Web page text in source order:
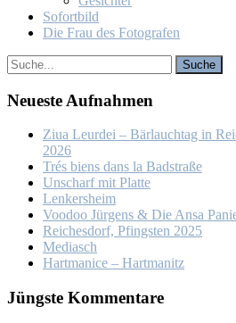
So­fort­bild
Die Frau des Fo­to­gra­fen
Neu­es­te Auf­nah­men
Ziua Leur­dei – Bär­lauch­tag in
2026
Trés biens dans la Bad­stra­ße
Un­scharf mit Plat­te
Len­kers­heim
Voo­doo Jür­gens & Die An­sa
Rei­ches­dorf, Pfings­ten 2025
Me­dia­sch
Hart­ma­nice – Hart­ma­nitz
Jüngs­te Kom­men­ta­re